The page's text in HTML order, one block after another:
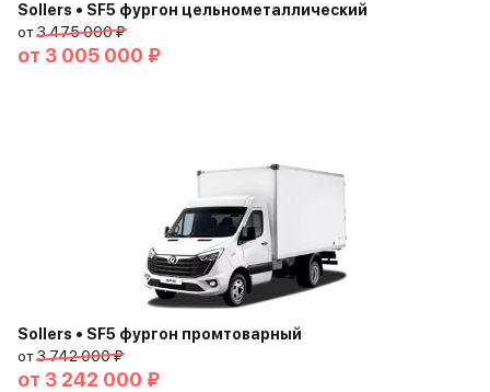
Sollers • SF5 фургон цельнометаллический
от3 475 000 ₽
от 3 005 000 ₽
Sollers • SF5 фургон промтоварный
от3 742 000 ₽
от 3 242 000 ₽